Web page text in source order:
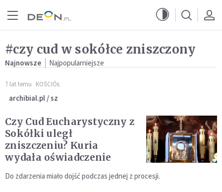
#czy cud w sokółce zniszczony
Najnowsze Najpopularniejsze
7 lat temu KOŚCIÓŁ
archibial.pl / sz
Czy Cud Eucharystyczny z
Sokółki uległ
zniszczeniu? Kuria
wydała oświadczenie
Do zdarzenia miało dojść podczas jednej z procesji.